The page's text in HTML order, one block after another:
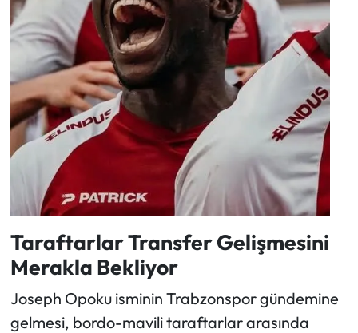
Taraftarlar Transfer Gelişmesini
Merakla Bekliyor
Joseph Opoku isminin Trabzonspor gündemine
gelmesi, bordo-mavili taraftarlar arasında